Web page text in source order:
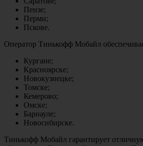
Пензе;
Перми;
Пскове.
Оператор Тинькофф Мобайл
Кургане;
Красноярске;
Новокузнецке;
Томске;
Кемерово;
Омске;
Барнауле;
Новосибирске.
Тинькофф Мобайл гарантирует